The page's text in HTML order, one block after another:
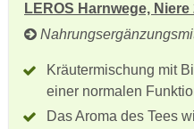
LEROS Harnwege,
Kräutermischung mit
einer normalen
Das Aroma des Tees